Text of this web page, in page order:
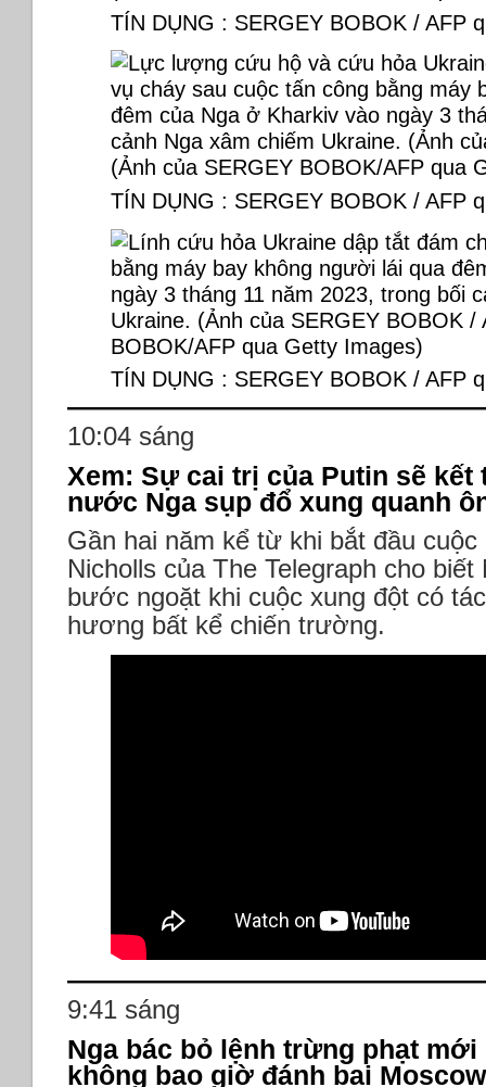
TÍN DỤNG : SERGEY BOBOK / AFP
TÍN DỤNG : SERGEY BOBOK / AFP
TÍN DỤNG : SERGEY BOBOK / AFP
10:04 sáng
Xem: Sự cai trị của Putin sẽ
nước Nga sụp đổ xung quanh
Gần hai năm kể từ khi bắt đầu
Nicholls của The Telegraph cho
bước ngoặt khi cuộc xung đột có
hương bất kể chiến trường.
9:41 sáng
Nga bác bỏ lệnh trừng phạt mới
không bao giờ đánh bại